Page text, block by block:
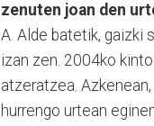
zenuten joan den
A. Alde batetik, gaizki
izan zen. 2004ko
atzeratzea.
hurrengo urtean